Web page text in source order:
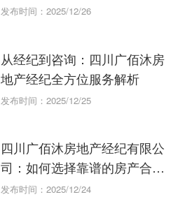
秘诀
发布时间：2025/12/26
从经纪到咨询：四川广佰沐房
地产经纪全方位服务解析
发布时间：2025/12/25
四川广佰沐房地产经纪有限公
司：如何选择靠谱的房产合作
伙伴？
发布时间：2025/12/24